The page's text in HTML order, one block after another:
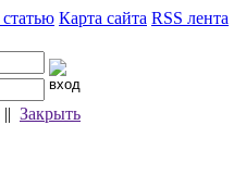
Карта сайта RSS лента
|| Закрыть